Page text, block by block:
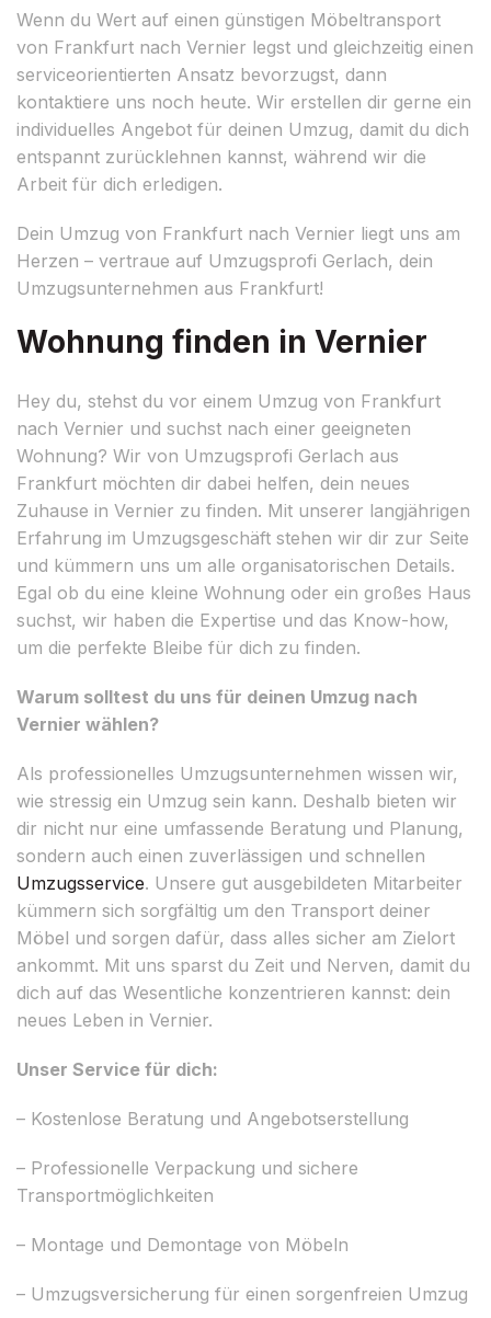
Wenn du Wert auf einen günstigen Möbeltransport
von Frankfurt nach Vernier legst und gleichzeitig einen
serviceorientierten Ansatz bevorzugst, dann
kontaktiere uns noch heute. Wir erstellen dir gerne ein
individuelles Angebot für deinen Umzug, damit du dich
entspannt zurücklehnen kannst, während wir die
Arbeit für dich erledigen.
Dein Umzug von Frankfurt nach Vernier liegt uns am
Herzen – vertraue auf Umzugsprofi Gerlach, dein
Umzugsunternehmen aus Frankfurt!
Wohnung finden in Vernier
Hey du, stehst du vor einem Umzug von Frankfurt
nach Vernier und suchst nach einer geeigneten
Wohnung? Wir von Umzugsprofi Gerlach aus
Frankfurt möchten dir dabei helfen, dein neues
Zuhause in Vernier zu finden. Mit unserer langjährigen
Erfahrung im Umzugsgeschäft stehen wir dir zur Seite
und kümmern uns um alle organisatorischen Details.
Egal ob du eine kleine Wohnung oder ein großes Haus
suchst, wir haben die Expertise und das Know-how,
um die perfekte Bleibe für dich zu finden.
Warum solltest du uns für deinen Umzug nach
Vernier wählen?
Als professionelles Umzugsunternehmen wissen wir,
wie stressig ein Umzug sein kann. Deshalb bieten wir
dir nicht nur eine umfassende Beratung und Planung,
sondern auch einen zuverlässigen und schnellen
Umzugsservice. Unsere gut ausgebildeten Mitarbeiter
kümmern sich sorgfältig um den Transport deiner
Möbel und sorgen dafür, dass alles sicher am Zielort
ankommt. Mit uns sparst du Zeit und Nerven, damit du
dich auf das Wesentliche konzentrieren kannst: dein
neues Leben in Vernier.
Unser Service für dich:
– Kostenlose Beratung und Angebotserstellung
– Professionelle Verpackung und sichere
Transportmöglichkeiten
– Montage und Demontage von Möbeln
– Umzugsversicherung für einen sorgenfreien Umzug